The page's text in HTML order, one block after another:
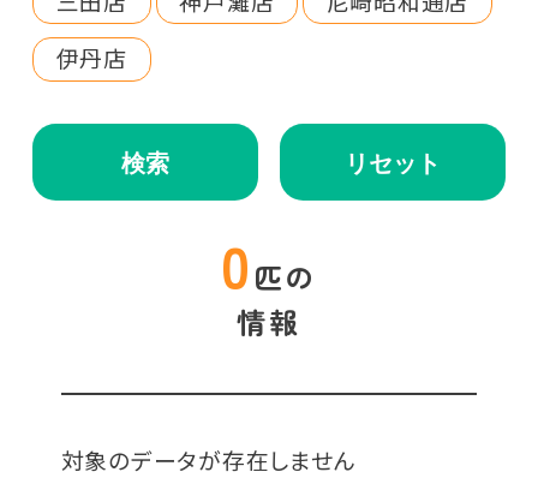
伊丹店
検索 リセット
0 匹の
情報
対象のデータが存在しません